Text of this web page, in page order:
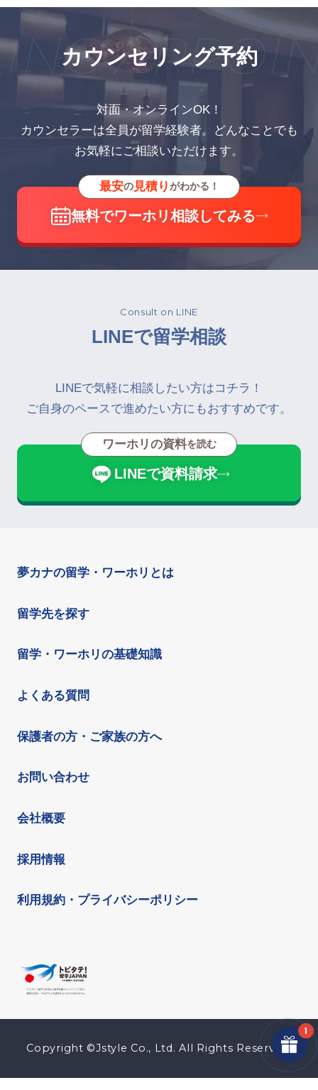
カウンセリング予約
対面・オンラインOK！
カウンセラーは全員が留学経験者。どんなことでも
お気軽にご相談いただけます。
最安の見積りがわかる！
無料でワーホリ相談してみる
Consult on LINE
LINEで留学相談
LINEで気軽に相談したい方はコチラ！
ご自身のペースで進めたい方にもおすすめです。
ワーホリの資料を読む
LINEで資料請求
夢カナの留学・ワーホリとは
留学先を探す
留学・ワーホリの基礎知識
よくある質問
保護者の方・ご家族の方へ
お問い合わせ
会社概要
採用情報
利用規約・プライバシーポリシー
Copyright ©Jstyle Co., Ltd. All Rights Reserved.